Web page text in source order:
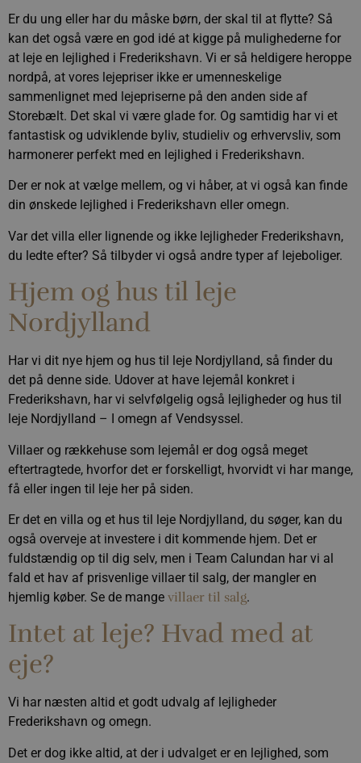
Er du ung eller har du måske børn, der skal til at flytte? Så
kan det også være en god idé at kigge på mulighederne for
at leje en lejlighed i Frederikshavn. Vi er så heldigere heroppe
nordpå, at vores lejepriser ikke er umenneskelige
sammenlignet med lejepriserne på den anden side af
Storebælt. Det skal vi være glade for. Og samtidig har vi et
fantastisk og udviklende byliv, studieliv og erhvervsliv, som
harmonerer perfekt med en lejlighed i Frederikshavn.
Der er nok at vælge mellem, og vi håber, at vi også kan finde
din ønskede lejlighed i Frederikshavn eller omegn.
Var det villa eller lignende og ikke lejligheder Frederikshavn,
du ledte efter? Så tilbyder vi også andre typer af lejeboliger.
Hjem og hus til leje
Nordjylland
Har vi dit nye hjem og hus til leje Nordjylland, så finder du
det på denne side. Udover at have lejemål konkret i
Frederikshavn, har vi selvfølgelig også lejligheder og hus til
leje Nordjylland – I omegn af Vendsyssel.
Villaer og rækkehuse som lejemål er dog også meget
eftertragtede, hvorfor det er forskelligt, hvorvidt vi har mange,
få eller ingen til leje her på siden.
Er det en villa og et hus til leje Nordjylland, du søger, kan du
også overveje at investere i dit kommende hjem. Det er
fuldstændig op til dig selv, men i Team Calundan har vi al
fald et hav af prisvenlige villaer til salg, der mangler en
hjemlig køber. Se de mange villaer til salg.
Intet at leje? Hvad med at
eje?
Vi har næsten altid et godt udvalg af lejligheder
Frederikshavn og omegn.
Det er dog ikke altid, at der i udvalget er en lejlighed, som
_gat
Google LLC
.calundan.dk
58
sekunder
Dette
til Google
ifølge
det til at
_ga
Google LLC
.calundan.dk
1 år 1
måned
Dette
til Google
- som er en
cookie
klient-id.
websted og